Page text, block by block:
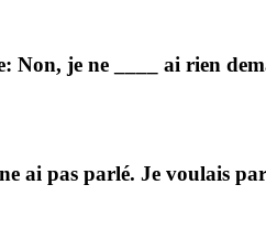
Non, je ne ____ ai rien
ai pas parlé. Je voulais